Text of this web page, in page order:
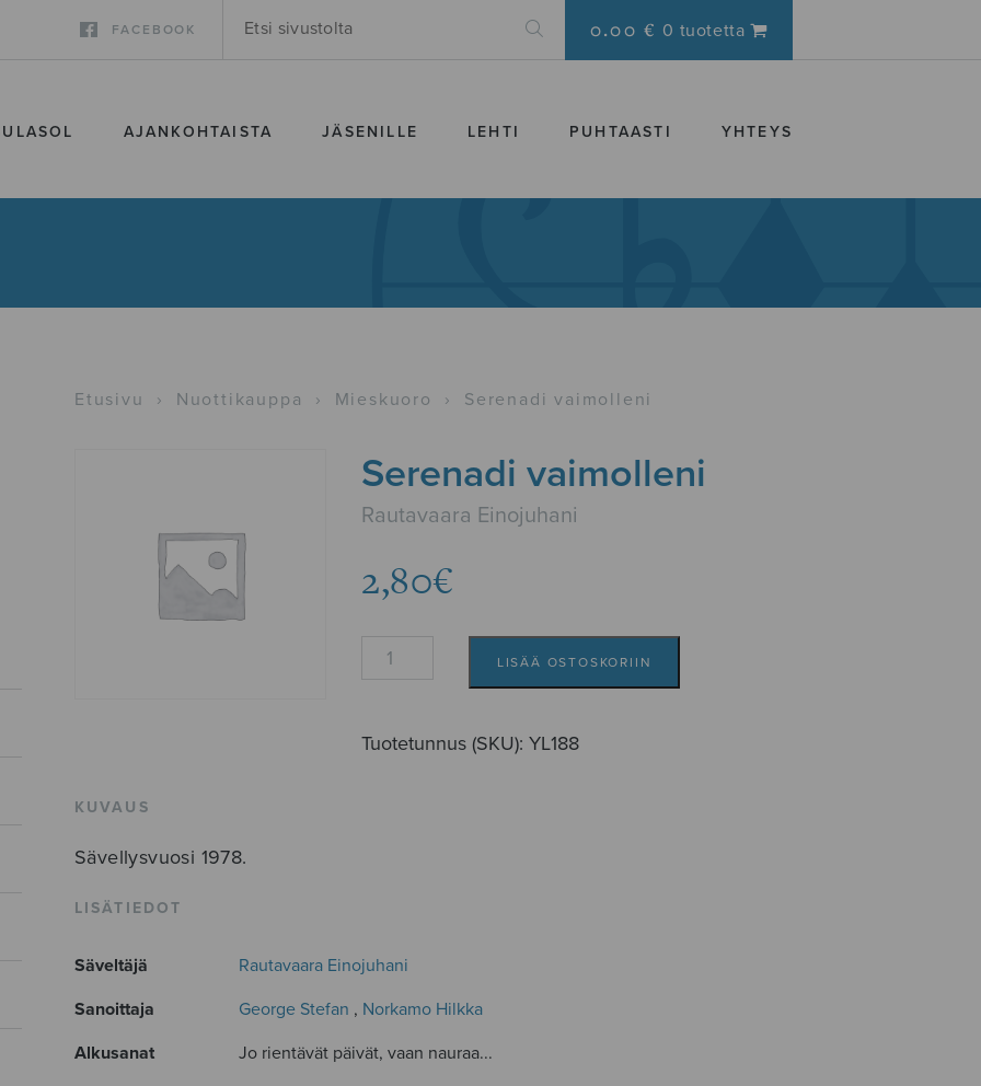
FACEBOOK 0.00 € 0 tuotetta
AJANKOHTAISTA JÄSENILLE LEHTI PUHTAASTI YHTEYS
Etusivu › Nuottikauppa › Mieskuoro › Serenadi vaimolleni
Serenadi vaimolleni
Rautavaara Einojuhani
2,80€
Serenadi
LISÄÄ OSTOSKORIIN
Tuotetunnus (SKU):YL188
KUVAUS
Sävellysvuosi 1978.
LISÄTIEDOT
Säveltäjä
Rautavaara Einojuhani
Sanoittaja
George Stefan , Norkamo Hilkka
Alkusanat
Jo rientävät päivät, vaan nauraa...